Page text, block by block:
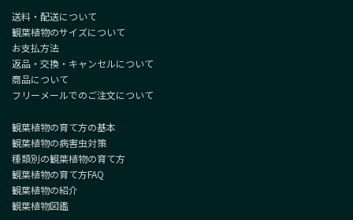
送料・配送について
観葉植物のサイズについて
お支払方法
返品・交換・キャンセルについて
商品について
フリーメールでのご注文について
観葉植物の育て方の基本
観葉植物の病害虫対策
種類別の観葉植物の育て方
観葉植物の育て方FAQ
観葉植物の紹介
観葉植物図鑑